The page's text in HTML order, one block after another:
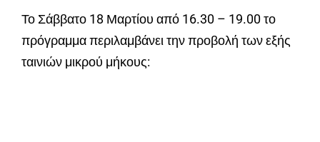
Το Σάββατο 18 Μαρτίου από 16.30 – 19.00 το
πρόγραμμα περιλαμβάνει την προβολή των εξής
ταινιών μικρού μήκους: